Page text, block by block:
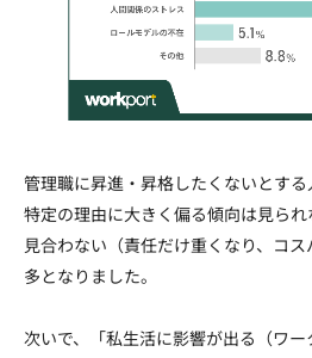
管理職に昇進・昇格したくないとする
特定の理由に大きく偏る傾向は見ら
見合わない（責任だけ重くなり、コ
多となりました。
次いで、「私生活に影響が出る（ワ